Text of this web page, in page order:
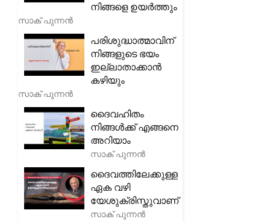
നിങ്ങളെ ഉയർത്തും
സാക് പുന്നൻ
പരിശുദ്ധാത്മാവിന്
നിങ്ങളുടെ ഭയം
ഇല്ലാതാക്കാൻ
കഴിയും
സാക് പുന്നൻ
ദൈവഹിതം
നിങ്ങൾക്ക് എങ്ങനെ
അറിയാം
സാക് പുന്നൻ
ദൈവത്തിലേക്കുള്ള
ഏക വഴി
യേശുക്രിസ്തുവാണ്
സാക് പുന്നൻ